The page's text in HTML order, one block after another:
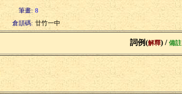
筆畫: 8
倉頡碼: 廿竹一中
詞例(解釋) / 備註